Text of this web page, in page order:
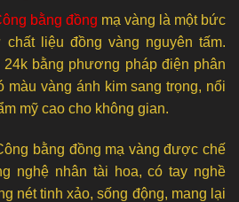
bằng đồng mạ vàng là một bức
liệu đồng vàng nguyên tấm.
bằng phương pháp điện phân
màu vàng ánh kim sang trọng, nổi
mỹ cao cho không gian.
bằng đồng mạ vàng được chế
nghệ nhân tài hoa, có tay nghề
nét tinh xảo, sống động, mang lại